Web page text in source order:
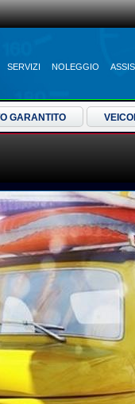
SERVIZI NOLEGGIO
GARANTITO